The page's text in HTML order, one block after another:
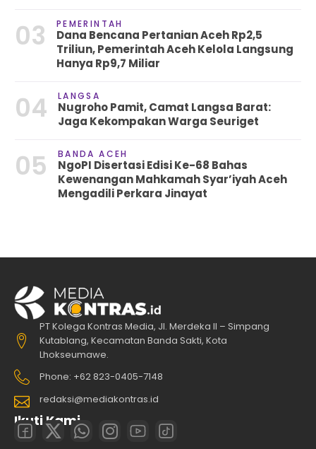
03 PEMERINTAH
Dana Bencana Pertanian Aceh Rp2,5
Triliun, Pemerintah Aceh Kelola Langsung
Hanya Rp9,7 Miliar
04 LANGSA
Nugroho Pamit, Camat Langsa Barat:
Jaga Kekompakan Warga Seuriget
05 BANDA ACEH
NgoPI Disertasi Edisi Ke-68 Bahas
Kewenangan Mahkamah Syar’iyah Aceh
Mengadili Perkara Jinayat
PT Kolega Kontras Media, Jl. Merdeka II – Simpang
Kutablang, Kecamatan Banda Sakti, Kota
Lhokseumawe.
Phone: +62 823-0405-7148
redaksi@mediakontras.id
Ikuti Kami